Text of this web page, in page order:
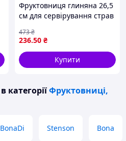
Фруктовниця глиняна 26,5
см для сервірування страв
посудина для фруктів
236.50 ₴
473₴
Купити
в категоріїФруктовниці,
BonaDi Stenson Bona